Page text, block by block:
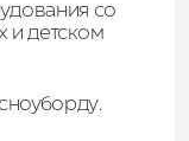
со
и детском